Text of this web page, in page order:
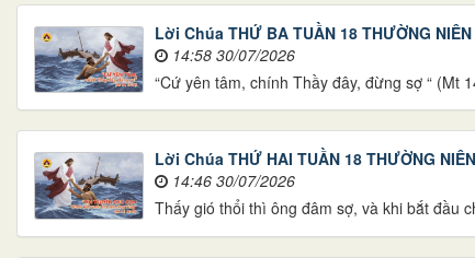
Lời Chúa THỨ BA TUẦN 18 THƯỜNG NIÊN
14:58 30/07/2026
“Cứ yên tâm, chính Thầy đây, đừng sợ “ (Mt
Lời Chúa THỨ HAI TUẦN 18 THƯỜNG NIÊN
14:46 30/07/2026
Thấy gió thổi thì ông đâm sợ, và khi bắt đầu